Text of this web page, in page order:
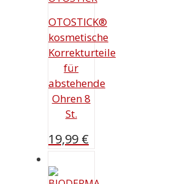
OTOSTICK®
kosmetische
Korrekturteile
für
abstehende
Ohren 8
St.
19,99 €